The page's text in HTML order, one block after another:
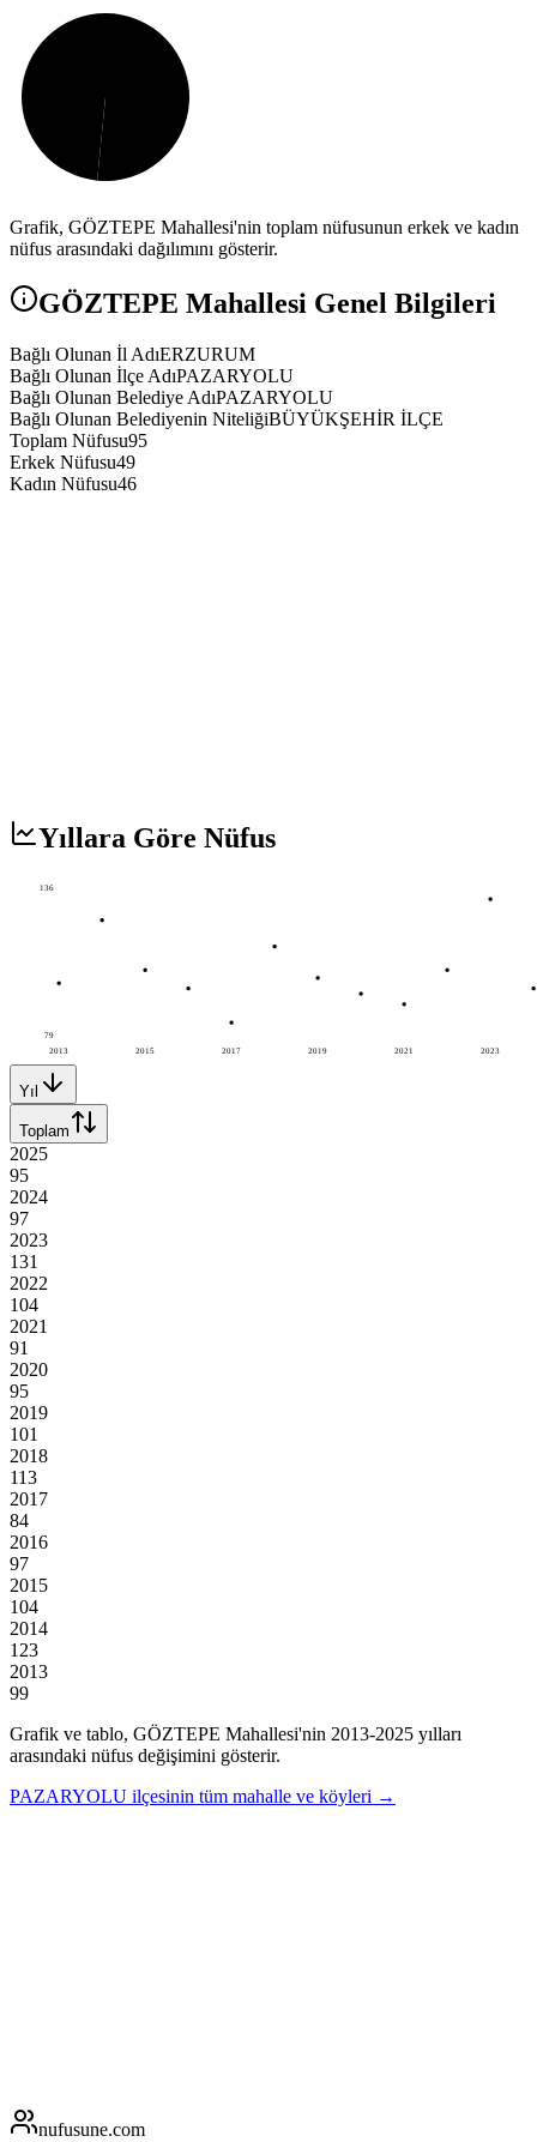
Grafik, GÖZTEPE Mahallesi'nin toplam nüfusunun erkek ve kadın
nüfus arasındaki dağılımını gösterir.
GÖZTEPE Mahallesi Genel Bilgileri
Bağlı Olunan İl AdıERZURUM
Bağlı Olunan İlçe AdıPAZARYOLU
Bağlı Olunan Belediye AdıPAZARYOLU
Bağlı Olunan Belediyenin NiteliğiBÜYÜKŞEHİR İLÇE
Toplam Nüfusu95
Erkek Nüfusu49
Kadın Nüfusu46
Yıllara Göre Nüfus
2013 2015 2017 2019 2021 2023
136
79
Yıl
Toplam
2025
95
2024
97
2023
131
2022
104
2021
91
2020
95
2019
101
2018
113
2017
84
2016
97
2015
104
2014
123
2013
99
Grafik ve tablo, GÖZTEPE Mahallesi'nin 2013-2025 yılları
arasındaki nüfus değişimini gösterir.
PAZARYOLU ilçesinin tüm mahalle ve köyleri →
nufusune.com